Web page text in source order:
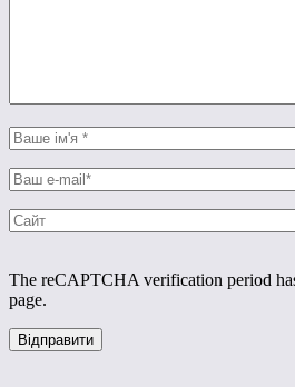
The reCAPTCHA verification period
page.